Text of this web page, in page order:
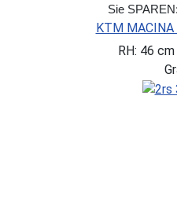
Sie
KTM MACINA
RH: 46